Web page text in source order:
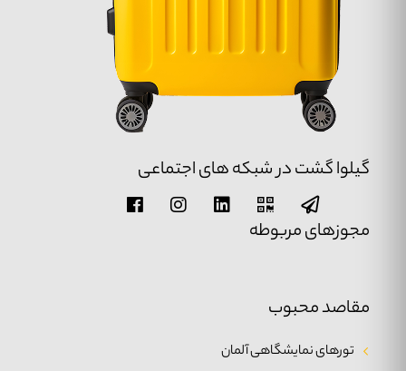
مقاصد محبوب
تورهای نمایشگاهی آلمان
گیلوا گشت در شبکه های اجتماعی
مجوزهای مربوطه